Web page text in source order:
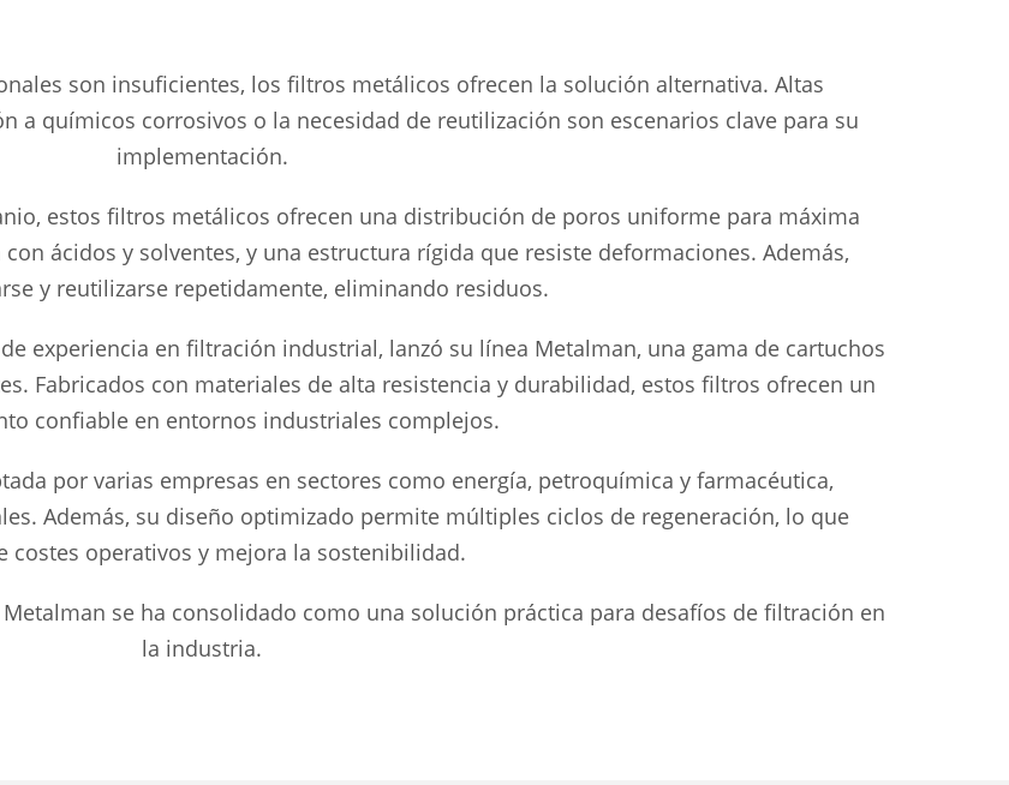
son insuficientes, los filtros metálicos ofrecen la solución alternativa. Altas
a químicos corrosivos o la necesidad de reutilización son escenarios clave para su
implementación.
estos filtros metálicos ofrecen una distribución de poros uniforme para máxima
ácidos y solventes, y una estructura rígida que resiste deformaciones. Además,
y reutilizarse repetidamente, eliminando residuos.
experiencia en filtración industrial, lanzó su línea Metalman, una gama de cartuchos
Fabricados con materiales de alta resistencia y durabilidad, estos filtros ofrecen un
confiable en entornos industriales complejos.
por varias empresas en sectores como energía, petroquímica y farmacéutica,
Además, su diseño optimizado permite múltiples ciclos de regeneración, lo que
costes operativos y mejora la sostenibilidad.
se ha consolidado como una solución práctica para desafíos de filtración en
la industria.